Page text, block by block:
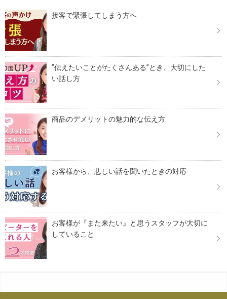
接客で緊張してしまう方へ
”伝えたいことがたくさんある”とき、大切にした
い話し方
商品のデメリットの魅力的な伝え方
お客様から、悲しい話を聞いたときの対応
お客様が『また来たい』と思うスタッフが大切に
していること